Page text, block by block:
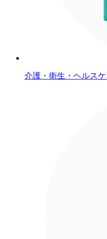
介護・衛生・ヘルスケ